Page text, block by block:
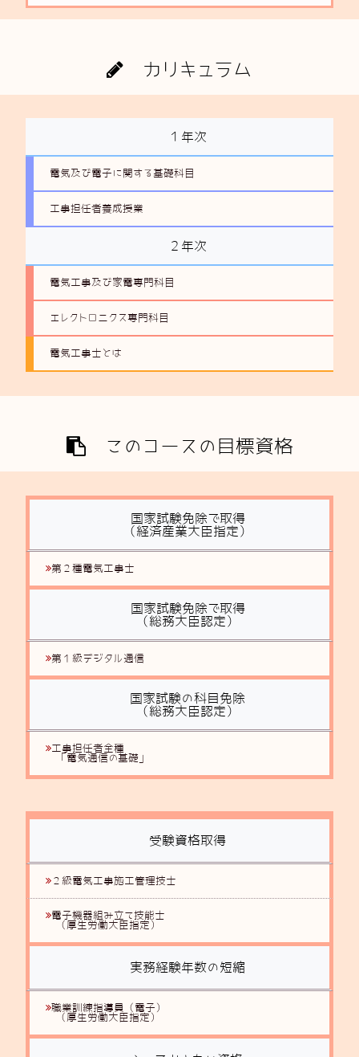
カリキュラム
１年次
電気及び電子に関する基礎科目
工事担任者養成授業
２年次
電気工事及び家電専門科目
エレクトロニクス専門科目
電気工事士とは
このコースの目標資格
国家試験免除で取得
（経済産業大臣指定）
第２種電気工事士
国家試験免除で取得
（総務大臣認定）
第１級デジタル通信
国家試験の科目免除
（総務大臣認定）
工事担任者全種
「電気通信の基礎」
受験資格取得
２級電気工事施工管理技士
電子機器組み立て技能士
（厚生労働大臣指定）
実務経験年数の短縮
職業訓練指導員（電子）
（厚生労働大臣指定）